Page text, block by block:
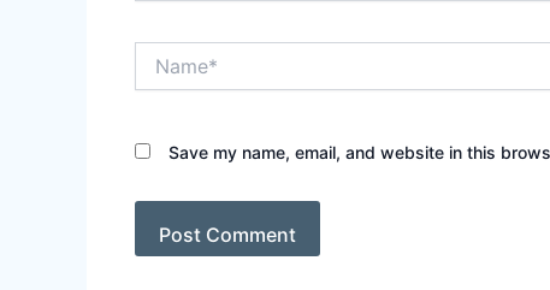
Save my name, email, and website in this